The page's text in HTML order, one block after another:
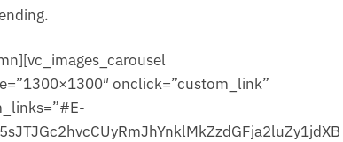
onclick=”custom_link”